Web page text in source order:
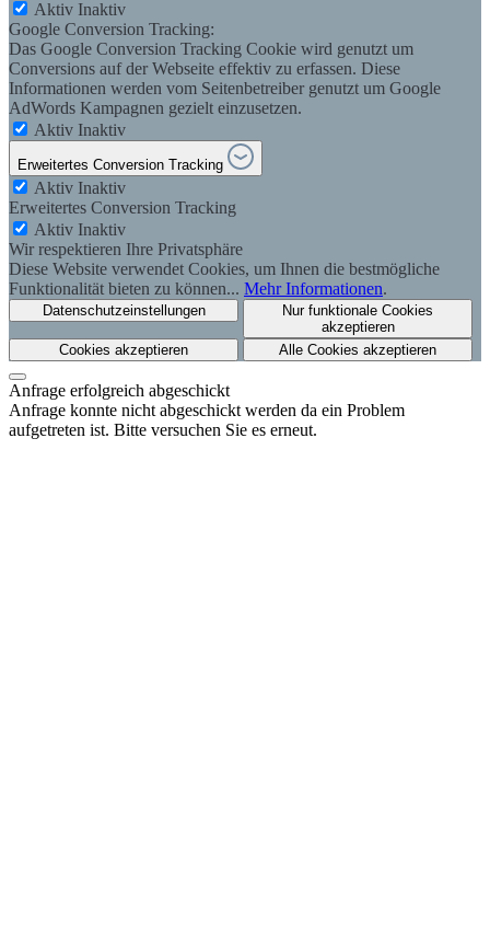
Aktiv Inaktiv
Google Conversion Tracking:
Das Google Conversion Tracking Cookie wird genutzt um
Conversions auf der Webseite effektiv zu erfassen. Diese
Informationen werden vom Seitenbetreiber genutzt um Google
AdWords Kampagnen gezielt einzusetzen.
Aktiv Inaktiv
Erweitertes Conversion Tracking
Aktiv Inaktiv
Erweitertes Conversion Tracking
Aktiv Inaktiv
Wir respektieren Ihre Privatsphäre
Diese Website verwendet Cookies, um Ihnen die bestmögliche
Funktionalität bieten zu können... Mehr Informationen.
Datenschutzeinstellungen
Nur funktionale Cookies
akzeptieren
Cookies akzeptieren
Alle Cookies akzeptieren
Anfrage erfolgreich abgeschickt
Anfrage konnte nicht abgeschickt werden da ein Problem
aufgetreten ist. Bitte versuchen Sie es erneut.